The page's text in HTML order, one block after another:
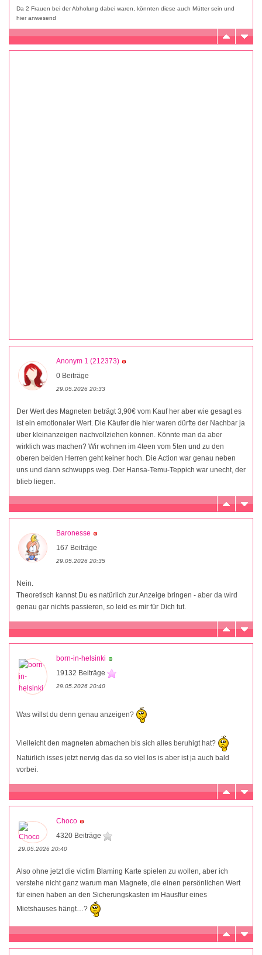
Da 2 Frauen bei der Abholung dabei waren, könnten diese auch Mütter sein und
hier anwesend
Anonym 1 (212373)
0 Beiträge
29.05.2026 20:33
Der Wert des Magneten beträgt 3,90€ vom Kauf her aber wie gesagt es
ist ein emotionaler Wert. Die Käufer die hier waren dürfte der Nachbar ja
über kleinanzeigen nachvollziehen können. Könnte man da aber
wirklich was machen? Wir wohnen im 4teen vom 5ten und zu den
oberen beiden Herren geht keiner hoch. Die Action war genau neben
uns und dann schwupps weg. Der Hansa-Temu-Teppich war unecht, der
blieb liegen.
Baronesse
167 Beiträge
29.05.2026 20:35
Nein.
Theoretisch kannst Du es natürlich zur Anzeige bringen - aber da wird
genau gar nichts passieren, so leid es mir für Dich tut.
born-in-helsinki
19132 Beiträge
29.05.2026 20:40
Was willst du denn genau anzeigen?
Vielleicht den magneten abmachen bis sich alles beruhigt hat?
Natürlich isses jetzt nervig das da so viel los is aber ist ja auch bald
vorbei.
Choco
4320 Beiträge
29.05.2026 20:40
Also ohne jetzt die victim Blaming Karte spielen zu wollen, aber ich
verstehe nicht ganz warum man Magnete, die einen persönlichen Wert
für einen haben an den Sicherungskasten im Hausflur eines
Mietshauses hängt…?